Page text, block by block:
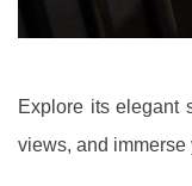
Explore its elegant
views, and immerse